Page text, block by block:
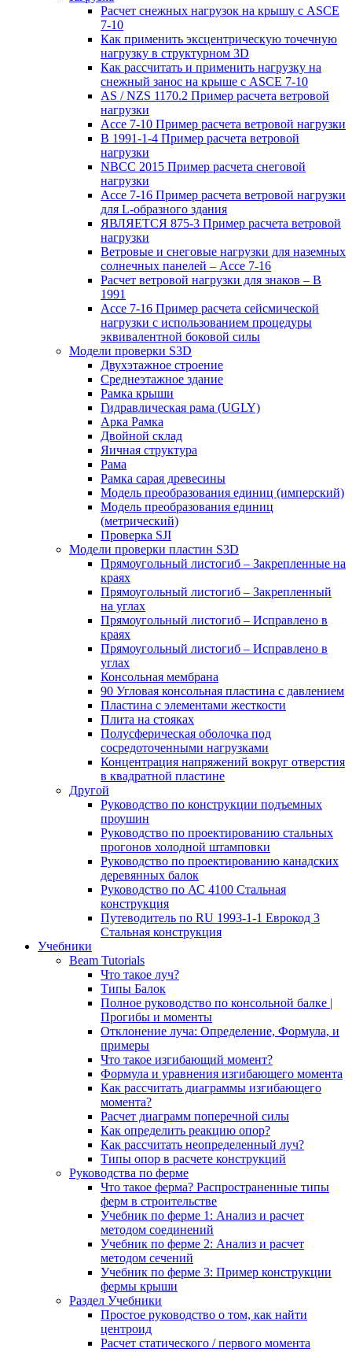
Расчет снежных нагрузок на крышу с ASCE
7-10
Как применить эксцентрическую точечную
нагрузку в структурном 3D
Как рассчитать и применить нагрузку на
снежный занос на крыше с ASCE 7-10
AS / NZS 1170.2 Пример расчета ветровой
нагрузки
Ассе 7-10 Пример расчета ветровой нагрузки
В 1991-1-4 Пример расчета ветровой
нагрузки
NBCC 2015 Пример расчета снеговой
нагрузки
Ассе 7-16 Пример расчета ветровой нагрузки
для L-образного здания
ЯВЛЯЕТСЯ 875-3 Пример расчета ветровой
нагрузки
Ветровые и снеговые нагрузки для наземных
солнечных панелей – Ассе 7-16
Расчет ветровой нагрузки для знаков – В
1991
Ассе 7-16 Пример расчета сейсмической
нагрузки с использованием процедуры
эквивалентной боковой силы
Модели проверки S3D
Двухэтажное строение
Среднеэтажное здание
Рамка крыши
Гидравлическая рама (UGLY)
Арка Рамка
Двойной склад
Яичная структура
Рама
Рамка сарая древесины
Модель преобразования единиц (имперский)
Модель преобразования единиц
(метрический)
Проверка SJI
Модели проверки пластин S3D
Прямоугольный листогиб – Закрепленные на
краях
Прямоугольный листогиб – Закрепленный
на углах
Прямоугольный листогиб – Исправлено в
краях
Прямоугольный листогиб – Исправлено в
углах
Консольная мембрана
90 Угловая консольная пластина с давлением
Пластина с элементами жесткости
Плита на стояках
Полусферическая оболочка под
сосредоточенными нагрузками
Концентрация напряжений вокруг отверстия
в квадратной пластине
Другой
Руководство по конструкции подъемных
проушин
Руководство по проектированию стальных
прогонов холодной штамповки
Руководство по проектированию канадских
деревянных балок
Руководство по АС 4100 Стальная
конструкция
Путеводитель по RU 1993-1-1 Еврокод 3
Стальная конструкция
Учебники
Beam Tutorials
Что такое луч?
Типы Балок
Полное руководство по консольной балке |
Прогибы и моменты
Отклонение луча: Определение, Формула, и
примеры
Что такое изгибающий момент?
Формула и уравнения изгибающего момента
Как рассчитать диаграммы изгибающего
момента?
Расчет диаграмм поперечной силы
Как определить реакцию опор?
Как рассчитать неопределенный луч?
Типы опор в расчете конструкций
Руководства по ферме
Что такое ферма? Распространенные типы
ферм в строительстве
Учебник по ферме 1: Анализ и расчет
методом соединений
Учебник по ферме 2: Анализ и расчет
методом сечений
Учебник по ферме 3: Пример конструкции
фермы крыши
Раздел Учебники
Простое руководство о том, как найти
центроид
Расчет статического / первого момента